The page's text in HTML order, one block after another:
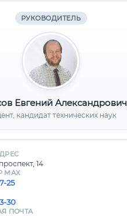
РУКОВОДИТЕЛЬ
Евгений Александрович
кандидат технических наук
14
25
30
ПОЧТА